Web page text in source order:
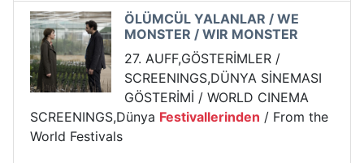
ÖLÜMCÜL YALANLAR / WE
MONSTER / WIR MONSTER
27. AUFF,GÖSTERİMLER /
SCREENINGS,DÜNYA SİNEMASI
GÖSTERİMİ / WORLD CINEMA
SCREENINGS,Dünya Festivallerinden / From the
World Festivals